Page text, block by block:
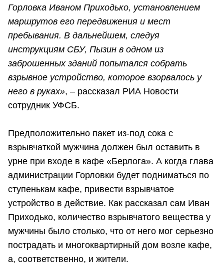
Горловка Иваном Приходько, установлением
маршрутов его передвижения и мест
пребывания. В дальнейшем, следуя
инструкциям СБУ, Пызин в одном из
заброшенных зданий попытался собрать
взрывное устройство, которое взорвалось у
него в руках», – рассказал РИА Новости
сотрудник УФСБ.
Предположительно пакет из-под сока с
взрывчаткой мужчина должен был оставить в
урне при входе в кафе «Берлога». А когда глава
администрации Горловки будет подниматься по
ступенькам кафе, привести взрывчатое
устройство в действие. Как рассказал сам Иван
Приходько, количество взрывчатого вещества у
мужчины было столько, что от него мог серьезно
пострадать и многоквартирный дом возле кафе,
а, соответственно, и жители.